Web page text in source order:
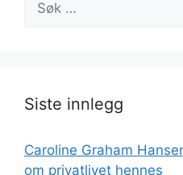
etter:
Siste innlegg
Caroline Graham
om privatlivet hennes